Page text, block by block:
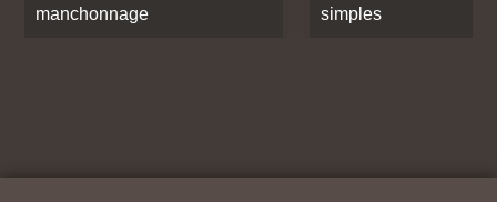
manchonnage
simples